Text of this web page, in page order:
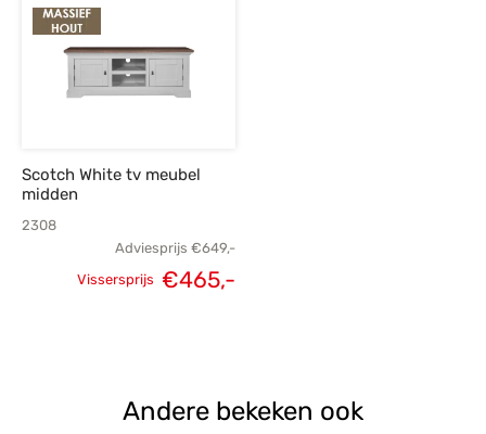
Scotch White tv meubel
midden
2308
Adviesprijs €649,-
Vissersprijs €465,-
Andere bekeken ook